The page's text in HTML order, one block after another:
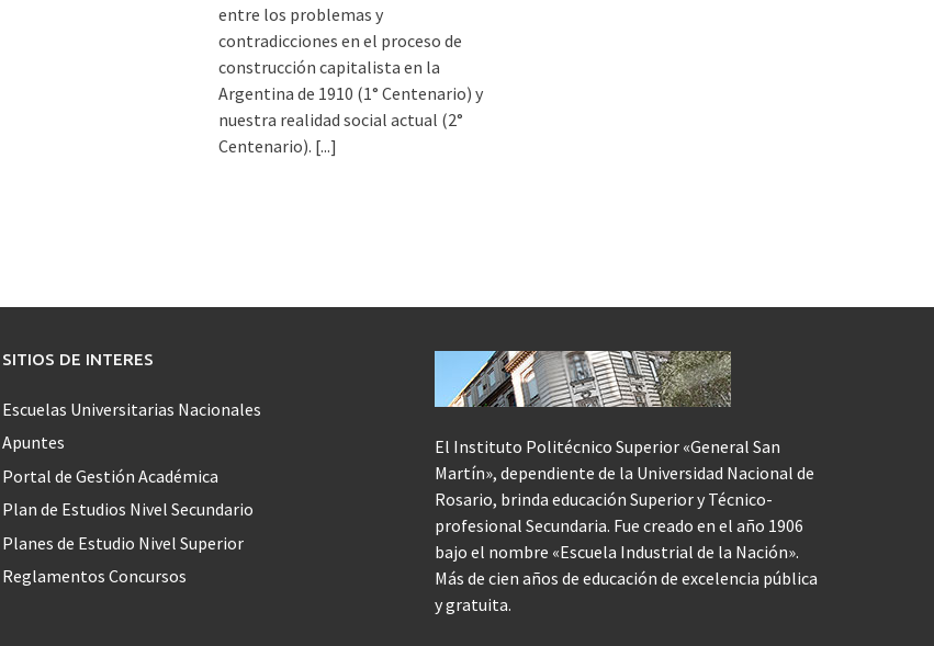
entre los problemas y
contradicciones en el proceso de
construcción capitalista en la
Argentina de 1910 (1° Centenario) y
nuestra realidad social actual (2°
Centenario). [...]
SITIOS DE INTERES
Escuelas Universitarias Nacionales
Apuntes
Portal de Gestión Académica
Plan de Estudios Nivel Secundario
Planes de Estudio Nivel Superior
Reglamentos Concursos
El Instituto Politécnico Superior «General San
Martín», dependiente de la Universidad Nacional de
Rosario, brinda educación Superior y Técnico-
profesional Secundaria. Fue creado en el año 1906
bajo el nombre «Escuela Industrial de la Nación».
Más de cien años de educación de excelencia pública
y gratuita.